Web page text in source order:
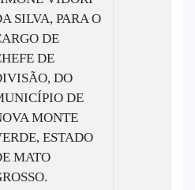
SILVA, PARA O
DE
DE
DO
DE
MONTE
ESTADO
MATO